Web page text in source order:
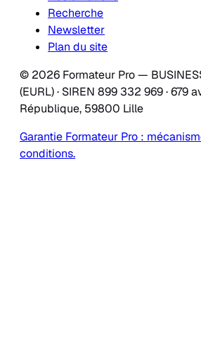
Recherche
Newsletter
Plan du site
© 2026 Formateur Pro —
(EURL) · SIREN 899 332 969 · 679
République, 59800 Lille
Garantie Formateur Pro :
conditions.